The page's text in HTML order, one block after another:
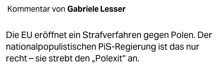
öko
gesellschaft
kultur
Kommentar von Gabriele Lesser
Die EU eröffnet ein Strafverfahren gegen Polen. Der
nationalpopulistischen PiS-Regierung ist das nur
recht – sie strebt den „Polexit“ an.